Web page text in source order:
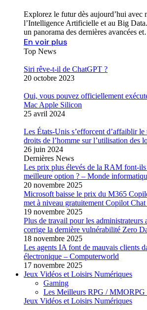
Explorez le futur dès aujourd’hui avec
l’Intelligence Artificielle et au Big
un panorama des dernières avancées
En voir plus
Top News
Siri rêve-t-il de ChatGPT ?
20 octobre 2023
Oui, vous pouvez officiellement
Mac Apple Silicon
25 avril 2024
Les États-Unis s’efforcent d’affaiblir
droits de l’homme sur l’utilisation des
26 juin 2024
Dernières News
Les prix plus élevés de la RAM font-
meilleure option ? – Monde
20 novembre 2025
Microsoft baisse le prix du M365
met à niveau gratuitement Copilot
19 novembre 2025
Plus de travail pour les administrateurs
corrige la dernière vulnérabilité Zero
18 novembre 2025
Les agents IA font de mauvais clients
électronique – Computerworld
17 novembre 2025
Jeux Vidéos et Loisirs Numériques
Gaming
Les Meilleurs RPG / MMORPG
Jeux Vidéos et Loisirs Numériques